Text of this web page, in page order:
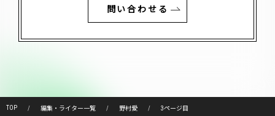
問い合わせる
TOP 編集・ライター一覧 野村愛 3ページ目